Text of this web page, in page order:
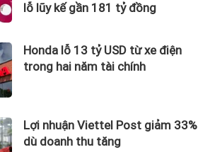
lỗ lũy kế gần 181 tỷ đồng
Honda lỗ 13 tỷ USD từ xe điện
trong hai năm tài chính
Lợi nhuận Viettel Post giảm 33%
dù doanh thu tăng